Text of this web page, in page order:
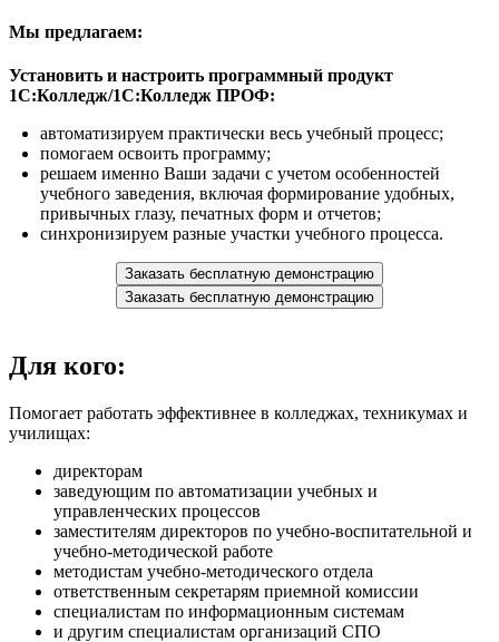
Мы предлагаем:
Установить и настроить программный продукт
1С:Колледж/1С:Колледж ПРОФ:
автоматизируем практически весь учебный процесс;
помогаем освоить программу;
решаем именно Ваши задачи с учетом особенностей
учебного заведения, включая формирование удобных,
привычных глазу, печатных форм и отчетов;
синхронизируем разные участки учебного процесса.
Заказать бесплатную демонстрацию
Заказать бесплатную демонстрацию
Для кого:
Помогает работать эффективнее в колледжах, техникумах и
училищах:
директорам
заведующим по автоматизации учебных и
управленческих процессов
заместителям директоров по учебно-воспитательной и
учебно-методической работе
методистам учебно-методического отдела
ответственным секретарям приемной комиссии
специалистам по информационным системам
и другим специалистам организаций СПО